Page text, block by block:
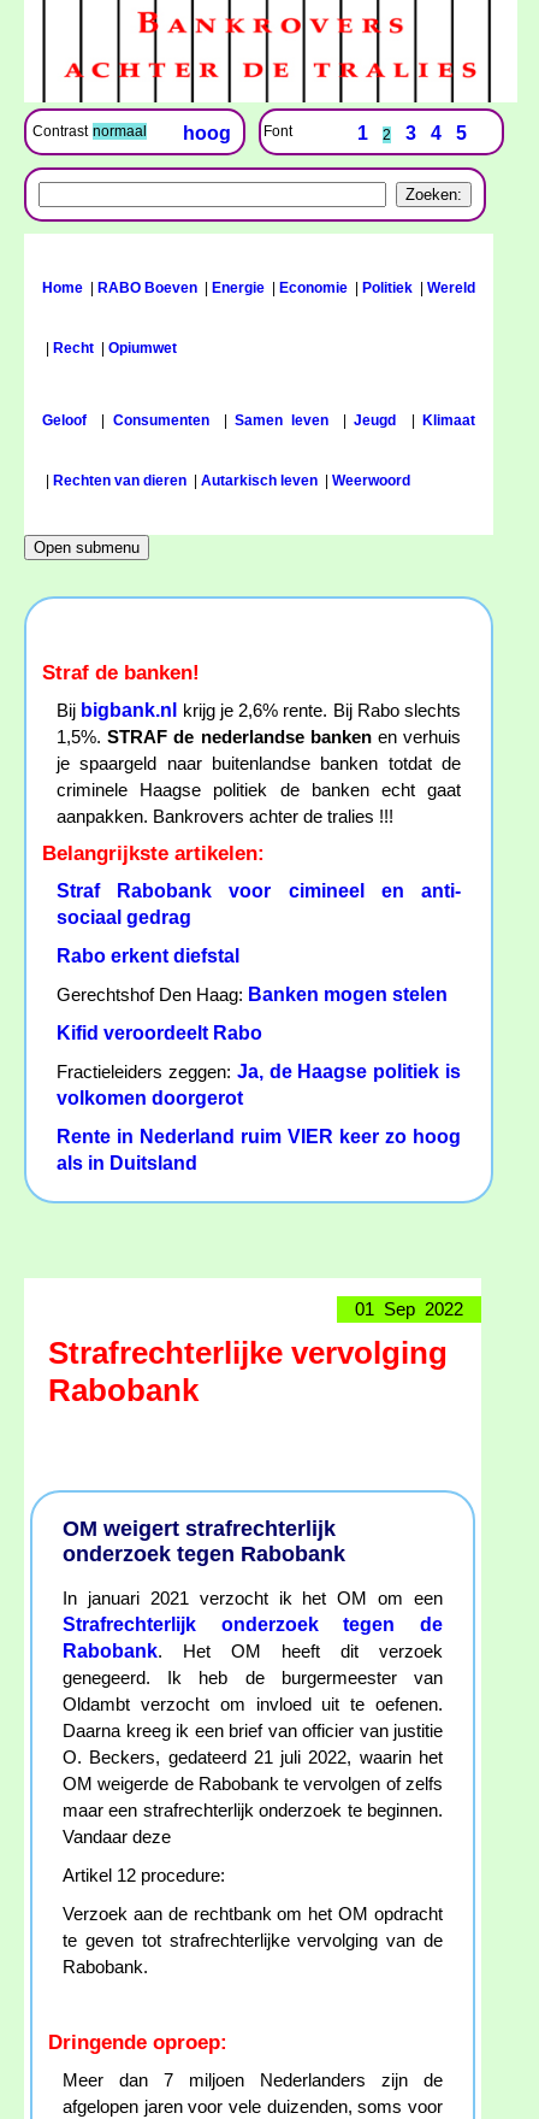
Contrast normaal hoog Font 1 2 3 4 5
Home RABO Boeven Energie Economie Politiek Wereld
Recht Opiumwet
Geloof Consumenten|Samen leven|Jeugd Klimaat
Rechten van dieren Autarkisch leven Weerwoord
Straf de banken!
Bij bigbank.nl
krijg je 2,6% rente. Bij Rabo slechts
1,5%.STRAF de nederlandse bankenen verhuis
je spaargeld naar buitenlandse banken totdat de
criminele Haagse politiek de banken echt gaat
aanpakken. Bankrovers achter de tralies !!!
Belangrijkste artikelen:
Straf Rabobank voor cimineel en anti-
sociaal gedrag
Rabo erkent diefstal
Gerechtshof Den Haag: Banken mogen stelen
Kifid veroordeelt Rabo
Fractieleiders zeggen: Ja, de Haagse politiek is
volkomen doorgerot
Rente in Nederland ruim VIER keer zo hoog
als in Duitsland
01 Sep 2022
Strafrechterlijke vervolging
Rabobank
OM weigert strafrechterlijk
onderzoek tegen Rabobank
In januari 2021 verzocht ik het OM om een
Strafrechterlijk onderzoek tegen de
Rabobank. Het OM heeft dit verzoek
genegeerd. Ik heb de burgermeester van
Oldambt verzocht om invloed uit te oefenen.
Daarna kreeg ik een brief van officier van justitie
O. Beckers, gedateerd 21 juli 2022, waarin het
OM weigerde de Rabobank te vervolgen of zelfs
maar een strafrechterlijk onderzoek te beginnen.
Vandaar deze
Artikel 12 procedure:
Verzoek aan de rechtbank om het OM opdracht
te geven tot strafrechterlijke vervolging van de
Rabobank.
Dringende oproep:
Meer dan 7 miljoen Nederlanders zijn de
afgelopen jaren voor vele duizenden, soms voor